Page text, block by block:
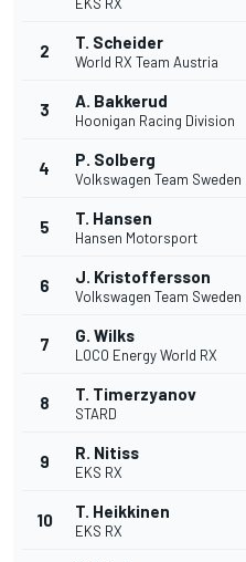
2 T. Scheider
World RX Team Austria
3 A. Bakkerud
Hoonigan Racing Division
4 P. Solberg
Volkswagen Team Sweden
5 T. Hansen
Hansen Motorsport
6 J. Kristoffersson
Volkswagen Team Sweden
7 G. Wilks
LOCO Energy World RX
8 T. Timerzyanov
STARD
9 R. Nitiss
EKS RX
10 T. Heikkinen
EKS RX